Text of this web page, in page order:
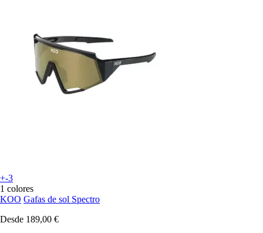
+-3
1 colores
KOO Gafas de sol Spectro
Desde 189,00 €